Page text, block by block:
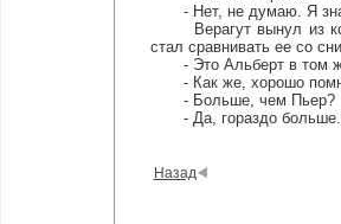
- Нет, не думаю. Я
Верагут вынул из
стал сравнивать ее со
- Это Альберт в том же
- Как же, хорошо
- Больше, чем Пьер?
- Да, гораздо больше.
Назад